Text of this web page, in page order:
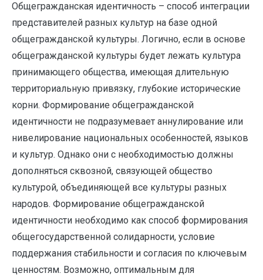
Общегражданская идентичность – способ интеграции
представителей разных культур на базе одной
общегражданской культуры. Логично, если в основе
общегражданской культуры будет лежать культура
принимающего общества, имеющая длительную
территориальную привязку, глубокие исторические
корни. Формирование общегражданской
идентичности не подразумевает аннулирование или
нивелирование национальных особенностей, языков
и культур. Однако они с необходимостью должны
дополняться сквозной, связующей общество
культурой, объединяющей все культуры разных
народов. Формирование общегражданской
идентичности необходимо как способ формирования
общегосударственной солидарности, условие
поддержания стабильности и согласия по ключевым
ценностям. Возможно, оптимальным для